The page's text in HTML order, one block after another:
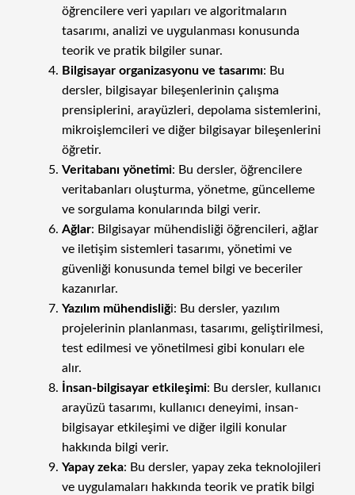
öğrencilere veri yapıları ve algoritmaların
tasarımı, analizi ve uygulanması konusunda
teorik ve pratik bilgiler sunar.
Bilgisayar organizasyonu ve tasarımı: Bu
dersler, bilgisayar bileşenlerinin çalışma
prensiplerini, arayüzleri, depolama sistemlerini,
mikroişlemcileri ve diğer bilgisayar bileşenlerini
öğretir.
Veritabanı yönetimi: Bu dersler, öğrencilere
veritabanları oluşturma, yönetme, güncelleme
ve sorgulama konularında bilgi verir.
Ağlar: Bilgisayar mühendisliği öğrencileri, ağlar
ve iletişim sistemleri tasarımı, yönetimi ve
güvenliği konusunda temel bilgi ve beceriler
kazanırlar.
Yazılım mühendisliği: Bu dersler, yazılım
projelerinin planlanması, tasarımı, geliştirilmesi,
test edilmesi ve yönetilmesi gibi konuları ele
alır.
İnsan-bilgisayar etkileşimi: Bu dersler, kullanıcı
arayüzü tasarımı, kullanıcı deneyimi, insan-
bilgisayar etkileşimi ve diğer ilgili konular
hakkında bilgi verir.
Yapay zeka: Bu dersler, yapay zeka teknolojileri
ve uygulamaları hakkında teorik ve pratik bilgi